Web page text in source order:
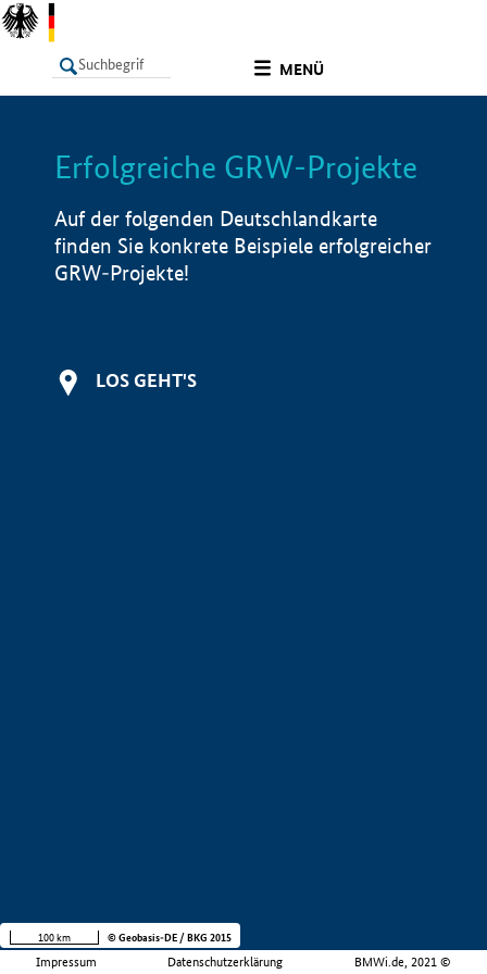
MENÜ
LISTE Info
Erfolgreiche GRW-Projekte
Auf der folgenden Deutschlandkarte
finden Sie konkrete Beispiele erfolgreicher
GRW-Projekte!
LOS GEHT'S
Impressum Datenschutzerklärung BMWi.de, 2021 ©
100 km © Geobasis-DE / BKG 2015